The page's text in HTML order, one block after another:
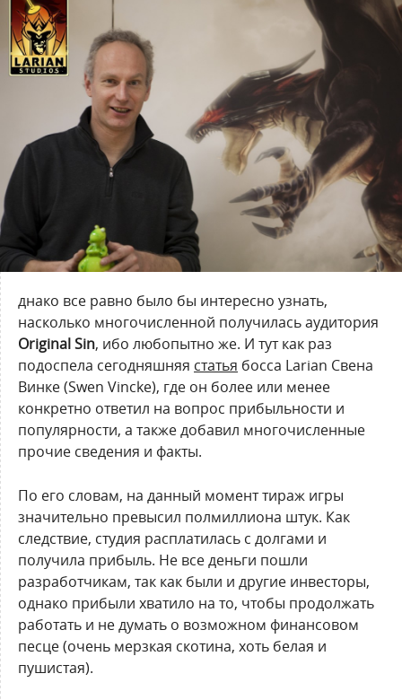
днако все равно было бы интересно узнать,
насколько многочисленной получилась аудитория
Original Sin, ибо любопытно же. И тут как раз
подоспела сегодняшняя статья босса Larian Свена
Винке (Swen Vincke), где он более или менее
конкретно ответил на вопрос прибыльности и
популярности, а также добавил многочисленные
прочие сведения и факты.
По его словам, на данный момент тираж игры
значительно превысил полмиллиона штук. Как
следствие, студия расплатилась с долгами и
получила прибыль. Не все деньги пошли
разработчикам, так как были и другие инвесторы,
однако прибыли хватило на то, чтобы продолжать
работать и не думать о возможном финансовом
песце (очень мерзкая скотина, хоть белая и
пушистая).